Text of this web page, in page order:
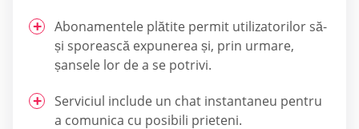
Abonamentele plătite permit utilizatorilor să-
și sporească expunerea și, prin urmare,
șansele lor de a se potrivi.
Serviciul include un chat instantaneu pentru
a comunica cu posibili prieteni.